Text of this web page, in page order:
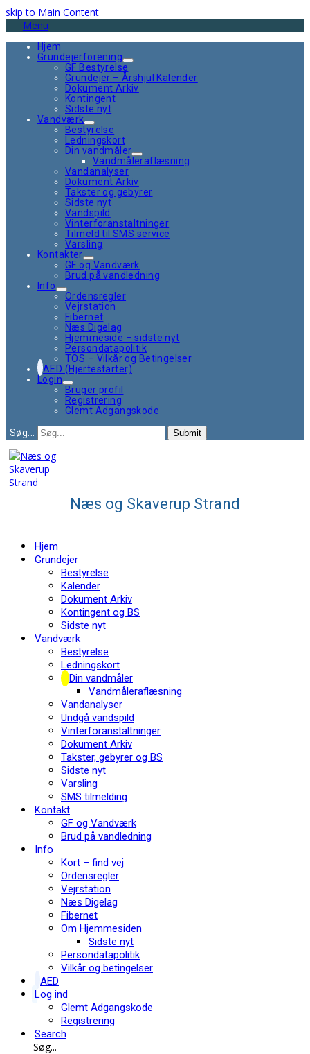
skip to Main Content
Menu
Hjem
Grundejerforening
GF Bestyrelse
Grundejer – Årshjul Kalender
Dokument Arkiv
Kontingent
Sidste nyt
Vandværk
Bestyrelse
Ledningskort
Din vandmåler
Vandmåleraflæsning
Vandanalyser
Dokument Arkiv
Takster og gebyrer
Sidste nyt
Vandspild
Vinterforanstaltninger
Tilmeld til SMS service
Varsling
Kontakter
GF og Vandværk
Brud på vandledning
Info
Ordensregler
Vejrstation
Fibernet
Næs Digelag
Hjemmeside – sidste nyt
Persondatapolitik
TOS – Vilkår og Betingelser
AED (Hjertestarter)
Login
Bruger profil
Registrering
Glemt Adgangskode
Søg...
Submit
Næs og Skaverup Strand
Hjem
Grundejer
Bestyrelse
Kalender
Dokument Arkiv
Kontingent og BS
Sidste nyt
Vandværk
Bestyrelse
Ledningskort
Din vandmåler
Vandmåleraflæsning
Vandanalyser
Undgå vandspild
Vinterforanstaltninger
Dokument Arkiv
Takster, gebyrer og BS
Sidste nyt
Varsling
SMS tilmelding
Kontakt
GF og Vandværk
Brud på vandledning
Info
Kort – find vej
Ordensregler
Vejrstation
Næs Digelag
Fibernet
Om Hjemmesiden
Sidste nyt
Persondatapolitik
Vilkår og betingelser
AED
Log ind
Glemt Adgangskode
Registrering
Search
Søg...